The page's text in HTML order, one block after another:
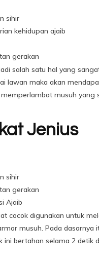
sihir
kehidupan ajaib
gerakan
salah satu hal yang
lawan maka akan
musuh yang
Jenius
sihir
gerakan
Ajaib
cocok digunakan untuk
musuh. Pada
ini bertahan selama 2 detik